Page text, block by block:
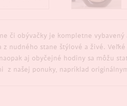
či obývačky je kompletne
z nudného stane štýlové a živé. Veľké
aj obyčejné hodiny sa môžu
z našej ponuky, napríklad